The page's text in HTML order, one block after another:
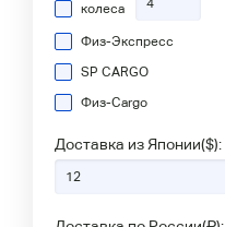
колеса
Физ-Экспресс
SP CARGO
Физ-Сargo
Доставка из Японии($):